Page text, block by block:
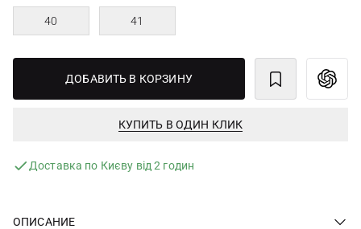
40 41
ДОБАВИТЬ В КОРЗИНУ
КУПИТЬ В ОДИН КЛИК
Доставка по Києву від 2 годин
ОПИСАНИЕ